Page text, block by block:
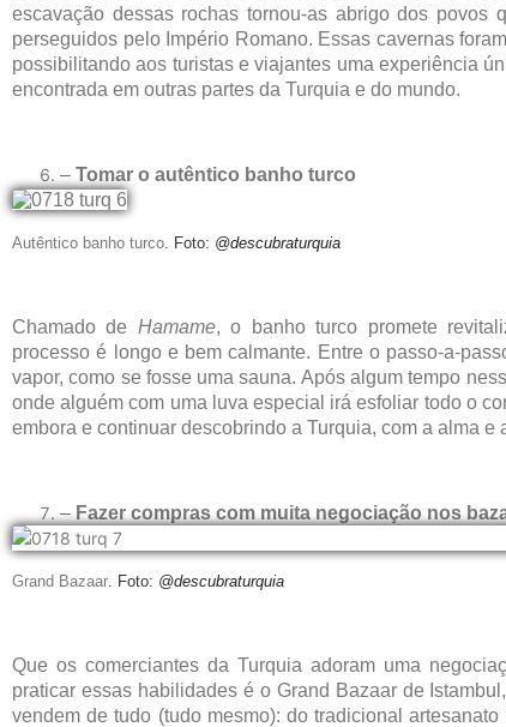
escavação dessas rochas tornou-as abrigo dos
perseguidos pelo Império Romano. Essas cavernas
possibilitando aos turistas e viajantes uma experiência
encontrada em outras partes da Turquia e do mundo.
– Tomar o autêntico banho turco
Autêntico banho turco. Foto: @descubraturquia
Chamado de Hamame, o banho turco promete
processo é longo e bem calmante. Entre o passo-a-
vapor, como se fosse uma sauna. Após algum tempo
onde alguém com uma luva especial irá esfoliar todo o
embora e continuar descobrindo a Turquia, com a alma e
– Fazer compras com muita negociação nos
Grand Bazaar. Foto: @descubraturquia
Que os comerciantes da Turquia adoram uma
praticar essas habilidades é o Grand Bazaar de
vendem de tudo (tudo mesmo): do tradicional